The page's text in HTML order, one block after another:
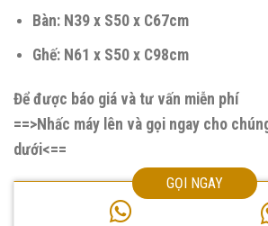
Bàn: N39 x S50 x C67cm
Ghế: N61 x S50 x C98cm
Để được báo giá và tư vấn miễn phí
==>Nhấc máy lên và gọi ngay cho
dưới<==
GỌI NGAY